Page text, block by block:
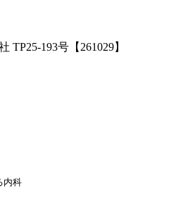
193号【261029】
内科